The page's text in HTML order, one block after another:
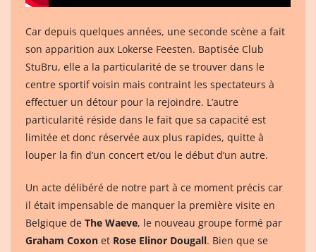
Car depuis quelques années, une seconde scène a fait
son apparition aux Lokerse Feesten. Baptisée Club
StuBru, elle a la particularité de se trouver dans le
centre sportif voisin mais contraint les spectateurs à
effectuer un détour pour la rejoindre. L’autre
particularité réside dans le fait que sa capacité est
limitée et donc réservée aux plus rapides, quitte à
louper la fin d’un concert et/ou le début d’un autre.
Un acte délibéré de notre part à ce moment précis car
il était impensable de manquer la première visite en
Belgique de The Waeve, le nouveau groupe formé par
Graham Coxon et Rose Elinor Dougall. Bien que se